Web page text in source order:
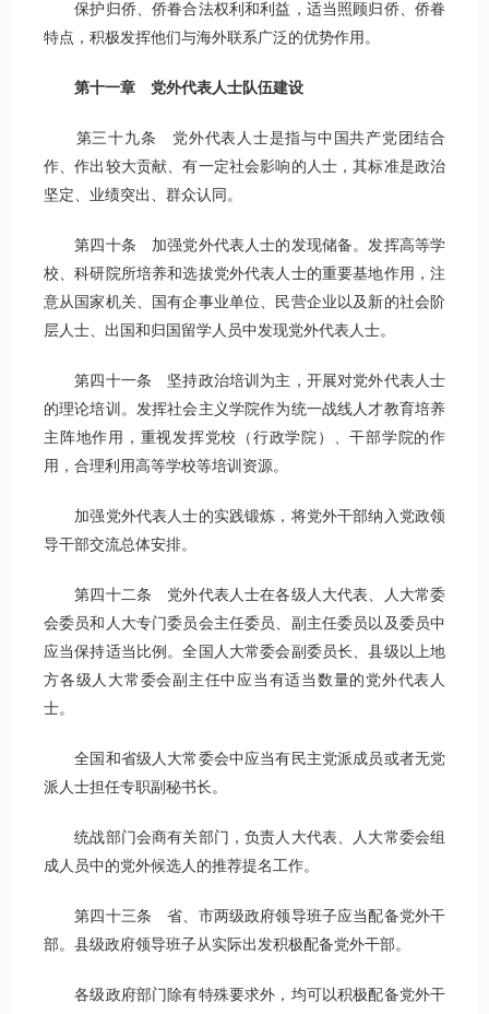
保护归侨、侨眷合法权利和利益，适当照顾归侨、侨眷
特点，积极发挥他们与海外联系广泛的优势作用。
第十一章 党外代表人士队伍建设
第三十九条 党外代表人士是指与中国共产党团结合
作、作出较大贡献、有一定社会影响的人士，其标准是政治
坚定、业绩突出、群众认同。
第四十条 加强党外代表人士的发现储备。发挥高等学
校、科研院所培养和选拔党外代表人士的重要基地作用，注
意从国家机关、国有企事业单位、民营企业以及新的社会阶
层人士、出国和归国留学人员中发现党外代表人士。
第四十一条 坚持政治培训为主，开展对党外代表人士
的理论培训。发挥社会主义学院作为统一战线人才教育培养
主阵地作用，重视发挥党校（行政学院）、干部学院的作
用，合理利用高等学校等培训资源。
加强党外代表人士的实践锻炼，将党外干部纳入党政领
导干部交流总体安排。
第四十二条 党外代表人士在各级人大代表、人大常委
会委员和人大专门委员会主任委员、副主任委员以及委员中
应当保持适当比例。全国人大常委会副委员长、县级以上地
方各级人大常委会副主任中应当有适当数量的党外代表人
士。
全国和省级人大常委会中应当有民主党派成员或者无党
派人士担任专职副秘书长。
统战部门会商有关部门，负责人大代表、人大常委会组
成人员中的党外候选人的推荐提名工作。
第四十三条 省、市两级政府领导班子应当配备党外干
部。县级政府领导班子从实际出发积极配备党外干部。
各级政府部门除有特殊要求外，均可以积极配备党外干